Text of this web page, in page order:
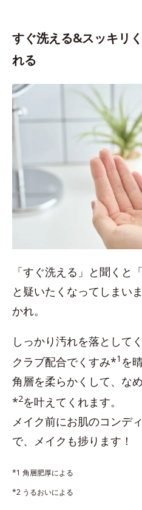
すぐ洗える&スッキリ
れる
「すぐ洗える」と聞くと
と疑いたくなってしまい
かれ。
しっかり汚れを落として
クラブ配合でくすみ*1 を
角層を柔らかくして、な
*2を叶えてくれます。
メイク前にお肌のコンデ
で、メイクも捗ります！
*1 角層肥厚による
*2 うるおいによる